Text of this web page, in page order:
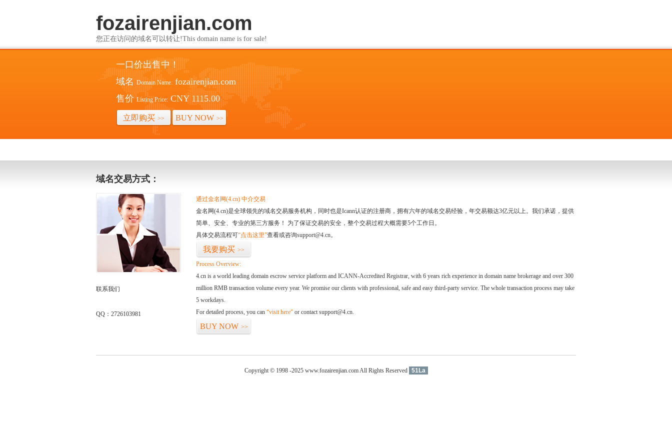
fozairenjian.com
您正在访问的域名可以转让!This domain name is for sale!
一口价出售中！
域名 Domain Name: fozairenjian.com
售价 Listing Price: CNY 1115.00
立即购买 >> BUY NOW >>
域名交易方式：
联系我们
QQ：2726103981
通过金名网(4.cn) 中介交易
金名网(4.cn)是全球领先的域名交易服务机构，同时也是Icann认证的注册商，拥有六年的域名交易经验，年交易额达3亿元以上。我们承诺，提供
简单、安全、专业的第三方服务！ 为了保证交易的安全，整个交易过程大概需要5个工作日。
具体交易流程可“点击这里”查看或咨询support@4.cn。
我要购买 >>
Process Overview:
4.cn is a world leading domain escrow service platform and ICANN-Accredited Registrar, with 6 years rich experience in domain name brokerage and over 300
million RMB transaction volume every year. We promise our clients with professional, safe and easy third-party service. The whole transaction process may take
5 workdays.
For detailed process, you can “visit here” or contact support@4.cn.
BUY NOW >>
Copyright © 1998 -2025 www.fozairenjian.com All Rights Reserved 51La